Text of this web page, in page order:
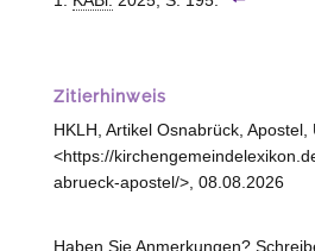
Zitierhinweis
HKLH, Artikel Osnabrück, Apostel,
<https://
abrueck-apostel/>, 08.08.2026
Haben Sie Anmerkungen?